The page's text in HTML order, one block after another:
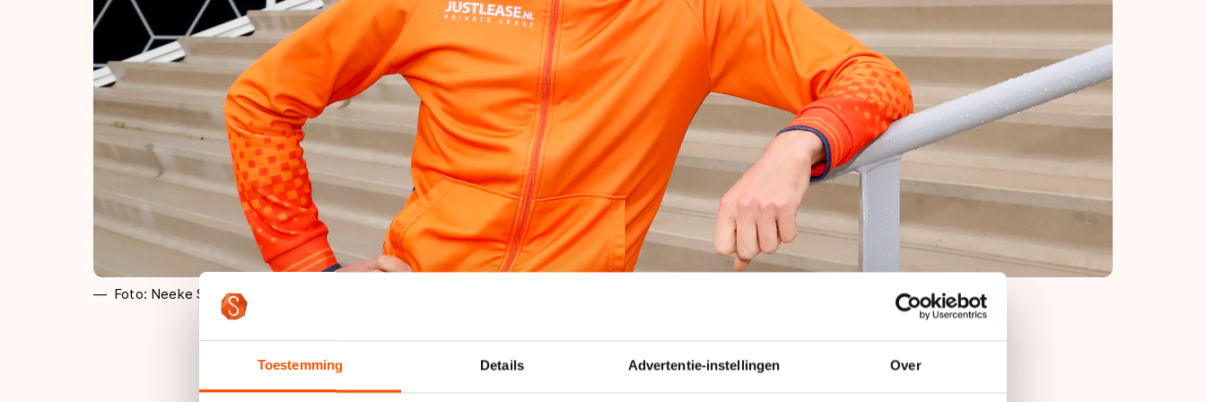
Toestemming Details Advertentie-instellingen Over
Foto: Neeke Smit
Na een goede zomer gooide een nare val in Inzell, met een hoofdwond als gevolg, vorige